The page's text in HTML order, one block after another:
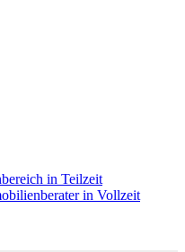
in Teilzeit
in Vollzeit